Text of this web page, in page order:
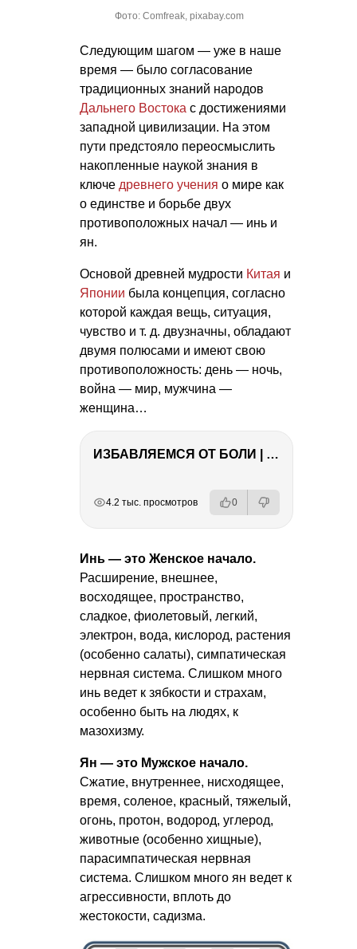
Фото: Comfreak, pixabay.com
Следующим шагом — уже в наше
время — было согласование
традиционных знаний народов
Дальнего Востока с достижениями
западной цивилизации. На этом
пути предстояло переосмыслить
накопленные наукой знания в
ключе древнего учения о мире как
о единстве и борьбе двух
противоположных начал — инь и
ян.
Основой древней мудрости Китая и
Японии была концепция, согласно
которой каждая вещь, ситуация,
чувство и т. д. двузначны, обладают
двумя полюсами и имеют свою
противоположность: день — ночь,
война — мир, мужчина —
женщина…
ИЗБАВЛЯЕМСЯ ОТ БОЛИ | Важность режима и питания
4.2 тыс. просмотров 0
Инь — это Женское начало.
Расширение, внешнее,
восходящее, пространство,
сладкое, фиолетовый, легкий,
электрон, вода, кислород, растения
(особенно салаты), симпатическая
нервная система. Слишком много
инь ведет к зябкости и страхам,
особенно быть на людях, к
мазохизму.
Ян — это Мужское начало.
Сжатие, внутреннее, нисходящее,
время, соленое, красный, тяжелый,
огонь, протон, водород, углерод,
животные (особенно хищные),
парасимпатическая нервная
система. Слишком много ян ведет к
агрессивности, вплоть до
жестокости, садизма.